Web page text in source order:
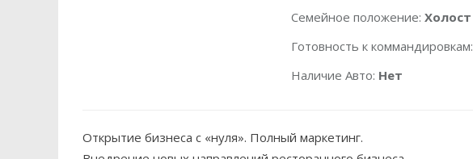
Семейное положение:Холост
Готовность к коммандировкам:
Наличие Авто: Нет
Открытие бизнеса с «нуля». Полный маркетинг.